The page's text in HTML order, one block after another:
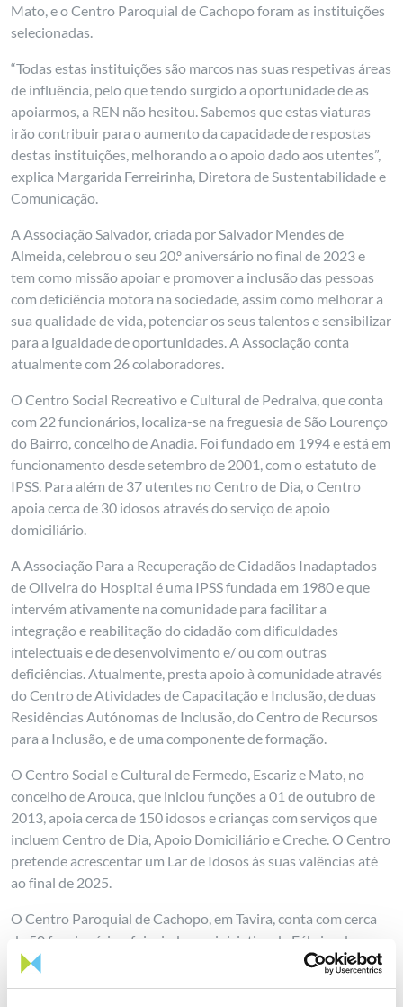
Mato, e o Centro Paroquial de Cachopo foram as instituições
selecionadas.
“Todas estas instituições são marcos nas suas respetivas áreas
de influência, pelo que tendo surgido a oportunidade de as
apoiarmos, a REN não hesitou. Sabemos que estas viaturas
irão contribuir para o aumento da capacidade de respostas
destas instituições, melhorando a o apoio dado aos utentes”,
explica Margarida Ferreirinha, Diretora de Sustentabilidade e
Comunicação.
A Associação Salvador, criada por Salvador Mendes de
Almeida, celebrou o seu 20.º aniversário no final de 2023 e
tem como missão apoiar e promover a inclusão das pessoas
com deficiência motora na sociedade, assim como melhorar a
sua qualidade de vida, potenciar os seus talentos e sensibilizar
para a igualdade de oportunidades. A Associação conta
atualmente com 26 colaboradores.
O Centro Social Recreativo e Cultural de Pedralva, que conta
com 22 funcionários, localiza-se na freguesia de São Lourenço
do Bairro, concelho de Anadia. Foi fundado em 1994 e está em
funcionamento desde setembro de 2001, com o estatuto de
IPSS. Para além de 37 utentes no Centro de Dia, o Centro
apoia cerca de 30 idosos através do serviço de apoio
domiciliário.
A Associação Para a Recuperação de Cidadãos Inadaptados
de Oliveira do Hospital é uma IPSS fundada em 1980 e que
intervém ativamente na comunidade para facilitar a
integração e reabilitação do cidadão com dificuldades
intelectuais e de desenvolvimento e/ ou com outras
deficiências. Atualmente, presta apoio à comunidade através
do Centro de Atividades de Capacitação e Inclusão, de duas
Residências Autónomas de Inclusão, do Centro de Recursos
para a Inclusão, e de uma componente de formação.
O Centro Social e Cultural de Fermedo, Escariz e Mato, no
concelho de Arouca, que iniciou funções a 01 de outubro de
2013, apoia cerca de 150 idosos e crianças com serviços que
incluem Centro de Dia, Apoio Domiciliário e Creche. O Centro
pretende acrescentar um Lar de Idosos às suas valências até
ao final de 2025.
O Centro Paroquial de Cachopo, em Tavira, conta com cerca
de 50 funcionários, foi criado por iniciativa da Fábrica da
Igreja Paroquial de Cachopo, a 6 de abril de 1990 e localiza-se